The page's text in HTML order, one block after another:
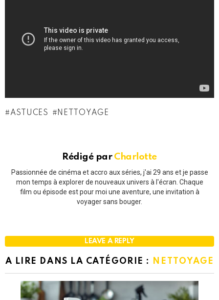
ASTUCES NETTOYAGE
Rédigé par Charlotte
Passionnée de cinéma et accro aux séries, j'ai 29 ans et je passe
mon temps à explorer de nouveaux univers à l'écran. Chaque
film ou épisode est pour moi une aventure, une invitation à
voyager sans bouger.
LEAVE A REPLY
A LIRE DANS LA CATÉGORIE : NETTOYAGE